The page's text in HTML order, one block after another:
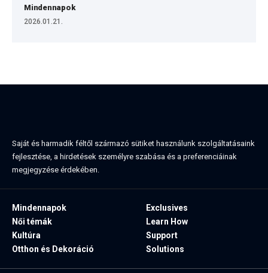
Mindennapok
2026.01.21.
Saját és harmadik féltől származó sütiket használunk szolgáltatásaink
fejlesztése, a hirdetések személyre szabása és a preferenciáinak
megjegyzése érdekében.
Mindennapok
Női témák
Kultúra
Otthon és Dekoráció
Exclusives
Learn How
Support
Solutions